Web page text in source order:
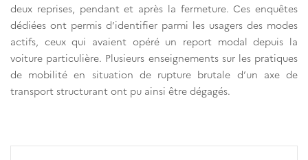
deux reprises, pendant et après la fermeture. Ces enquêtes
dédiées ont permis d’identifier parmi les usagers des modes
actifs, ceux qui avaient opéré un report modal depuis la
voiture particulière. Plusieurs enseignements sur les pratiques
de mobilité en situation de rupture brutale d’un axe de
transport structurant ont pu ainsi être dégagés.